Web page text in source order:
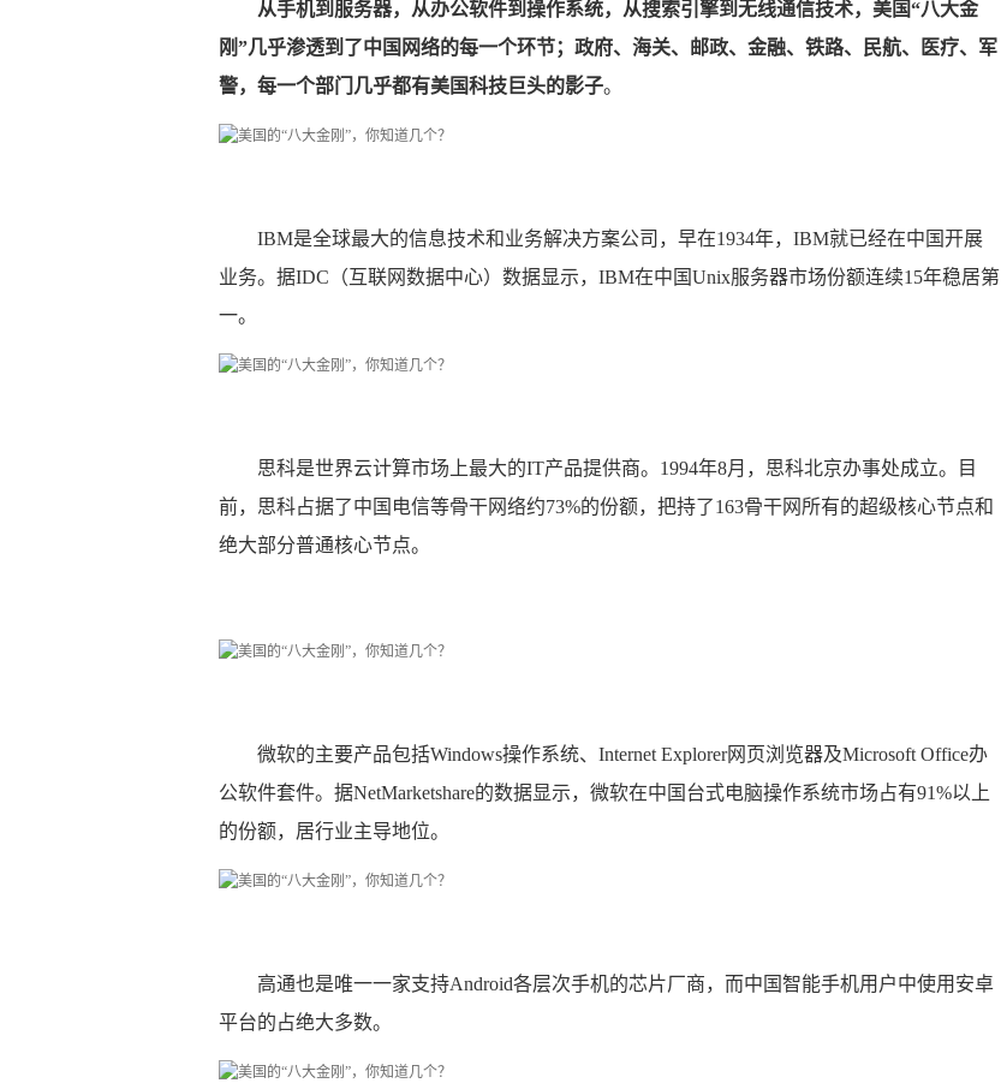
从手机到服务器，从办公软件到操作系统，从搜索引擎到无线通信技术，美国“八大金
刚”几乎渗透到了中国网络的每一个环节；政府、海关、邮政、金融、铁路、民航、医疗、军
警，每一个部门几乎都有美国科技巨头的影子。
IBM是全球最大的信息技术和业务解决方案公司，早在1934年，IBM就已经在中国开展
业务。据IDC（互联网数据中心）数据显示，IBM在中国Unix服务器市场份额连续15年稳居第
一。
思科是世界云计算市场上最大的IT产品提供商。1994年8月，思科北京办事处成立。目
前，思科占据了中国电信等骨干网络约73%的份额，把持了163骨干网所有的超级核心节点和
绝大部分普通核心节点。
微软的主要产品包括Windows操作系统、Internet Explorer网页浏览器及Microsoft Office办
公软件套件。据NetMarketshare的数据显示，微软在中国台式电脑操作系统市场占有91%以上
的份额，居行业主导地位。
高通也是唯一一家支持Android各层次手机的芯片厂商，而中国智能手机用户中使用安卓
平台的占绝大多数。